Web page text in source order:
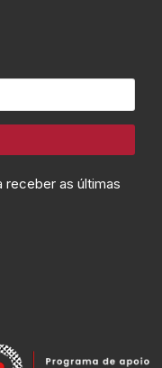
receber as últimas